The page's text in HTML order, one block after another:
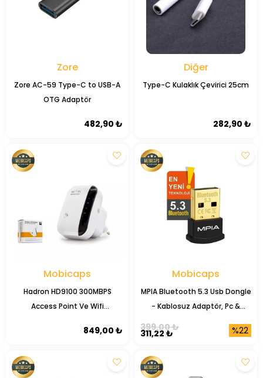
Zore
Zore AC-59 Type-C to USB-A
OTG Adaptör
482,90 ₺
Diğer
Type-C Kulaklık Çevirici 25cm
282,90 ₺
Mobicaps
Hadron HD9100 300MBPS
Access Point Ve Wifi
849,00 ₺
Mobicaps
MPIA Bluetooth 5.3 Usb Dongle
- Kablosuz Adaptör, Pc &
%22
311,22 ₺
399,00 ₺